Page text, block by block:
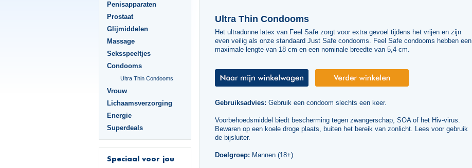
Penisapparaten
Prostaat
Glijmiddelen
Massage
Seksspeeltjes
Condooms
Ultra Thin Condooms
Vrouw
Lichaamsverzorging
Energie
Superdeals
Speciaal voor jou
Ultra Thin Condooms
Het ultradunne latex van Feel Safe zorgt voor extra gevoel tijdens het vrijen en zijn
even veilig als onze standaard Just Safe condooms. Feel Safe condooms hebben een
maximale lengte van 18 cm en een nominale breedte van 5,4 cm.
Gebruiksadvies: Gebruik een condoom slechts een keer.
Voorbehoedsmiddel biedt bescherming tegen zwangerschap, SOA of het Hiv-virus.
Bewaren op een koele droge plaats, buiten het bereik van zonlicht. Lees voor gebruik
de bijsluiter.
Doelgroep: Mannen (18+)